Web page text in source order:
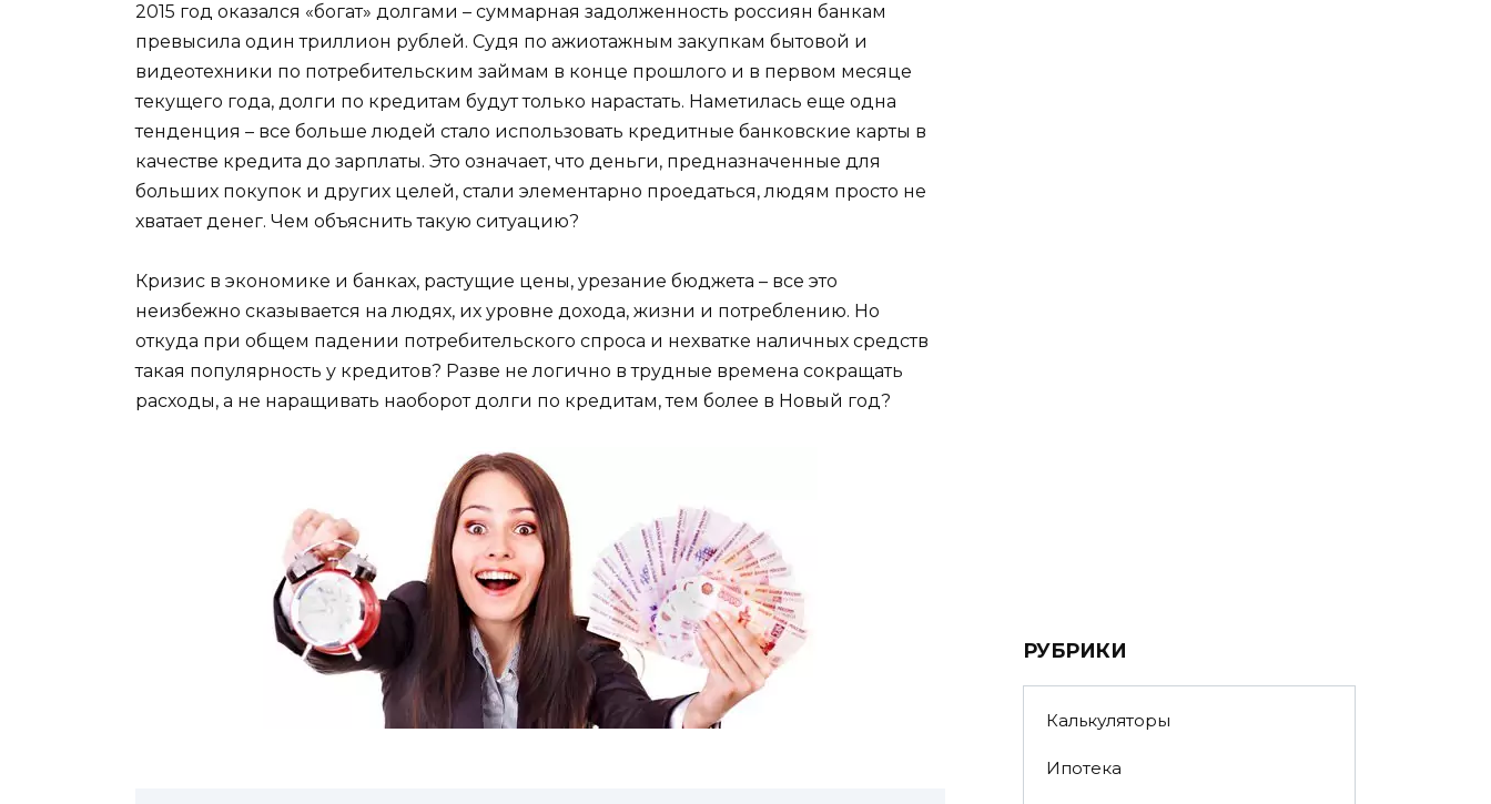
2015 год оказался «богат» долгами – суммарная задолженность россиян банкам
превысила один триллион рублей. Судя по ажиотажным закупкам бытовой и
видеотехники по потребительским займам в конце прошлого и в первом месяце
текущего года, долги по кредитам будут только нарастать. Наметилась еще одна
тенденция – все больше людей стало использовать кредитные банковские карты в
качестве кредита до зарплаты. Это означает, что деньги, предназначенные для
больших покупок и других целей, стали элементарно проедаться, людям просто не
хватает денег. Чем объяснить такую ситуацию?
Кризис в экономике и банках, растущие цены, урезание бюджета – все это
неизбежно сказывается на людях, их уровне дохода, жизни и потреблению. Но
откуда при общем падении потребительского спроса и нехватке наличных средств
такая популярность у кредитов? Разве не логично в трудные времена сокращать
расходы, а не наращивать наоборот долги по кредитам, тем более в Новый год?
РУБРИКИ
Калькуляторы
Ипотека